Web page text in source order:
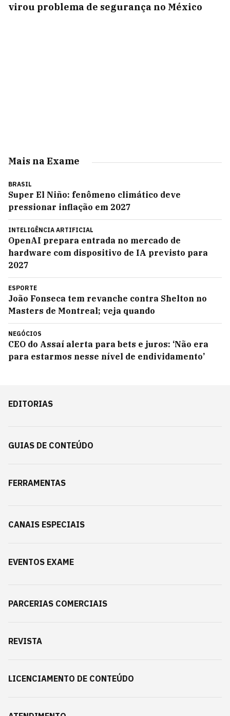
virou problema de segurança no México
Mais na Exame
BRASIL
Super El Niño: fenômeno climático deve
pressionar inflação em 2027
INTELIGÊNCIA ARTIFICIAL
OpenAI prepara entrada no mercado de
hardware com dispositivo de IA previsto para
2027
ESPORTE
João Fonseca tem revanche contra Shelton no
Masters de Montreal; veja quando
NEGÓCIOS
CEO do Assaí alerta para bets e juros: ‘Não era
para estarmos nesse nível de endividamento’
EDITORIAS
GUIAS DE CONTEÚDO
FERRAMENTAS
CANAIS ESPECIAIS
EVENTOS EXAME
PARCERIAS COMERCIAIS
REVISTA
LICENCIAMENTO DE CONTEÚDO